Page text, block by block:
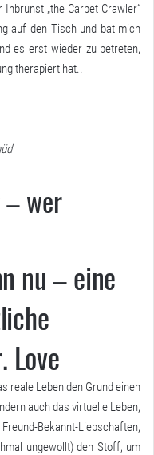
„the Carpet Crawler“
auf den Tisch und bat mich
es erst wieder zu betreten,
therapiert hat..
– wer
nu – eine
Love
reale Leben den Grund einen
auch das virtuelle Leben,
Bekannt-Liebschaften,
ungewollt) den Stoff, um